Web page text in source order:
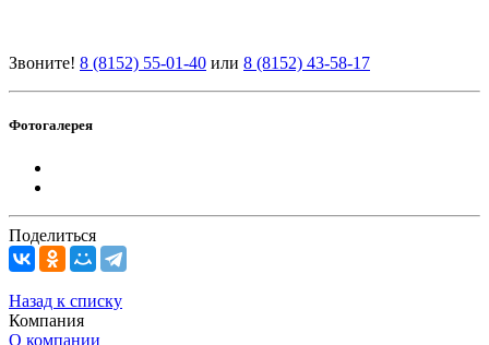
Звоните! 8 (8152) 55-01-40 или 8 (8152) 43-58-17
Фотогалерея
Поделиться
Назад к списку
Компания
О компании